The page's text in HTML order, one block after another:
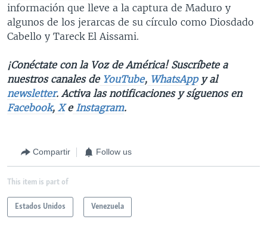
información que lleve a la captura de Maduro y
algunos de los jerarcas de su círculo como Diosdado
Cabello y Tareck El Aissami.
¡Conéctate con la Voz de América! Suscríbete a
nuestros canales deYouTube, WhatsAppy al
newsletter. Activa las notificaciones y síguenos en
Facebook, XeInstagram.
Compartir Follow us
This item is part of
Estados Unidos Venezuela